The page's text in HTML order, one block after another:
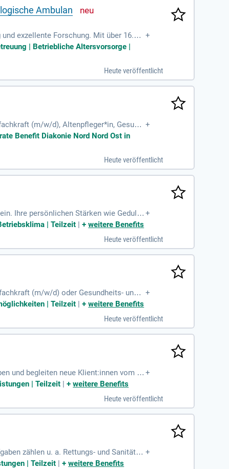
Ambulan
exzellente Forschung. Mit über 16.10
Unser Ziel ist es, eine der führend
an ein Arbeitsumfeld, das die individu
der Medizin zu gestalten.
+
| Betriebliche Altersvorsorge |
Heute veröffentlicht
(m/w/d), Altenpfleger*in, Gesund +
Benefit Diakonie Nord Nord Ost in
Heute veröffentlicht
Ihre persönlichen Stärken wie Geduld,
bieten Ihnen nicht nur passenden Wo
Genießen Sie eine unbefristete A
Sie von bis zu 31 Urlaubstagen, um I
Mobilität im Alltag.
+
| Teilzeit |+weitere Benefits
Heute veröffentlicht
(m/w/d) oder Gesundheits- und K +
| Teilzeit |+weitere Benefits
Heute veröffentlicht
und begleiten neue Klient:innen vom Er +
| Teilzeit |+weitere Benefits
Heute veröffentlicht
zählen u. a. Rettungs- und Sanitätsd +
| Teilzeit |+weitere Benefits